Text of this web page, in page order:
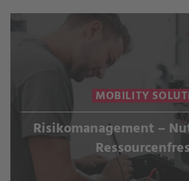
MOBILITY
Risikomanagement –